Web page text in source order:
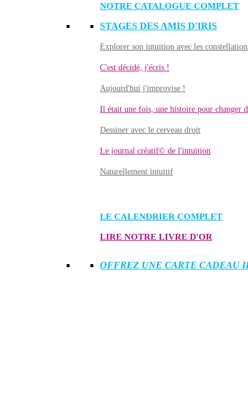
NOTRE CATALOGUE COMPLET
STAGES DES AMIS D'IRIS
Explorer son intuition avec les
C'est décidé, j'écris !
Aujourd'hui j'improvise !
Il était une fois, une histoire pour changer
Dessiner avec le cerveau droit
Le journal créatif© de l'intuition
Naturellement intuitif
LE CALENDRIER COMPLET
LIRE NOTRE LIVRE D'OR
OFFREZ UNE CARTE CADEAU